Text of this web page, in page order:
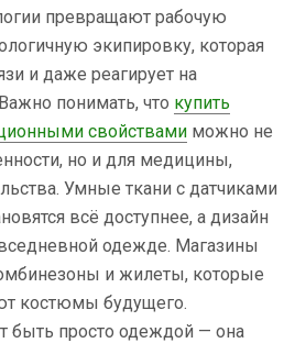
превращают рабочую
экипировку, которая
и даже реагирует на
понимать, что купить
свойствами можно не
но и для медицины,
Умные ткани с датчиками
всё доступнее, а дизайн
одежде. Магазины
и жилеты, которые
костюмы будущего.
быть просто одеждой — она